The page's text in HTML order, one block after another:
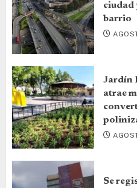
ciudad
barrio
Jardín
atrae
Se